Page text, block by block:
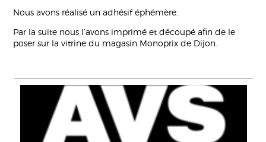
Nous avons réalisé un adhésif éphémère.
Par la suite nous l’avons imprimé et découpé afin de le
poser sur la vitrine du magasin Monoprix de Dijon.